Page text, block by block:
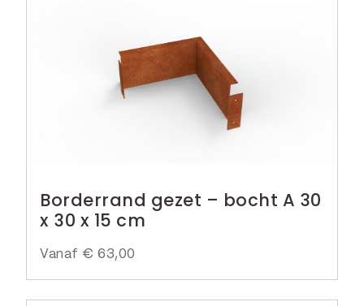
Borderrand gezet – bocht A 30
x 30 x 15 cm
Vanaf € 63,00